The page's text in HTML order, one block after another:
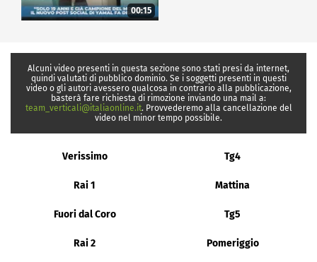
00:15
Alcuni video presenti in questa sezione sono stati presi da internet,
quindi valutati di pubblico dominio. Se i soggetti presenti in questi
video o gli autori avessero qualcosa in contrario alla pubblicazione,
basterà fare richiesta di rimozione inviando una mail a:
team_verticali@italiaonline.it. Provvederemo alla cancellazione del
video nel minor tempo possibile.
Verissimo Tg4
Rai 1 Mattina
Fuori dal Coro Tg5
Rai 2 Pomeriggio